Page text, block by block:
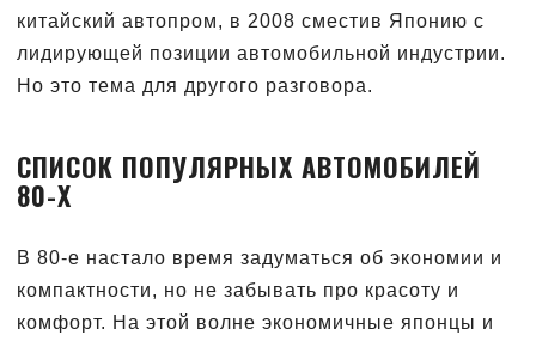
китайский автопром, в 2008 сместив Японию с
лидирующей позиции автомобильной индустрии.
Но это тема для другого разговора.
СПИСОК ПОПУЛЯРНЫХ АВТОМОБИЛЕЙ
80-Х
В 80-е настало время задуматься об экономии и
компактности, но не забывать про красоту и
комфорт. На этой волне экономичные японцы и